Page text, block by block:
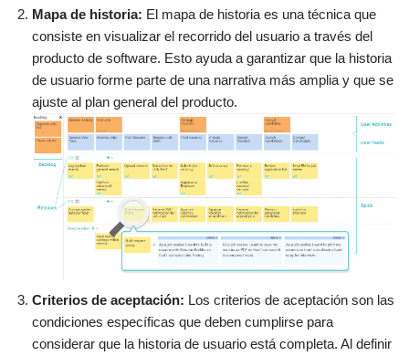
Mapa de historia: El mapa de historia es una técnica que
consiste en visualizar el recorrido del usuario a través del
producto de software. Esto ayuda a garantizar que la historia
de usuario forme parte de una narrativa más amplia y que se
ajuste al plan general del producto.
Criterios de aceptación: Los criterios de aceptación son las
condiciones específicas que deben cumplirse para
considerar que la historia de usuario está completa. Al definir